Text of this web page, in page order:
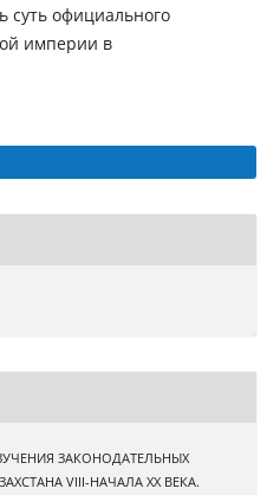
суть официального
империи в
ЗАКОНОДАТЕЛЬНЫХ
VIII-НАЧАЛА XX ВЕКА.